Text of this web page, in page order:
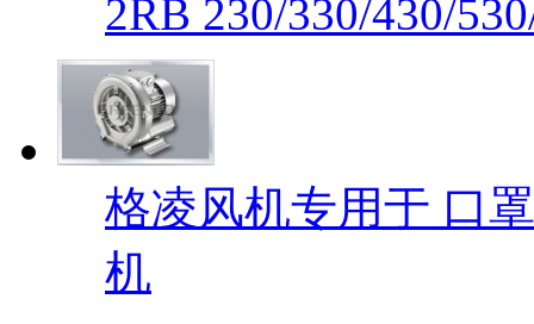
2RB 230/330/430/
格凌风机专用于 口
机